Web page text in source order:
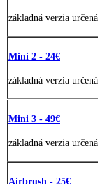
základná verzia
Mini 2 - 24€
základná verzia
Mini 3 - 49€
základná verzia
Airbrush - 25€